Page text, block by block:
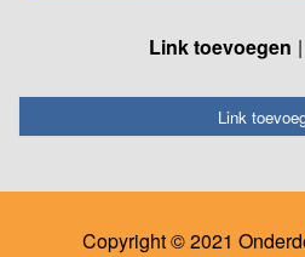
Link toevoegen
Link
Copyright © 2021